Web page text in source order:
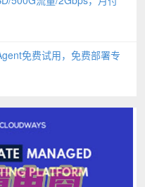
免费试用，免费部署专